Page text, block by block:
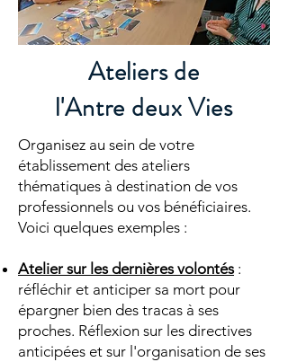
Ateliers de
l'Antre deux Vies
Organisez au sein de votre
établissement des ateliers
thématiques à destination de vos
professionnels ou vos bénéficiaires.
Voici quelques exemples :
Atelier sur les dernières volontés:
réfléchir et anticiper sa mort pour
épargner bien des tracas à ses
proches. Réflexion sur les directives
anticipées et sur l'organisation de ses